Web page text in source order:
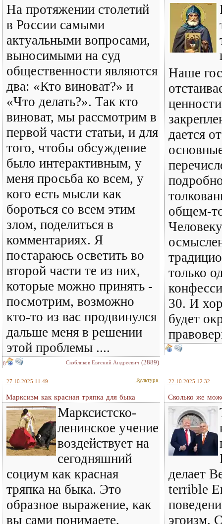
На протяжении столетий
в России самыми
актуальными вопросами,
выносимыми на суд
общественности являются
два: «Кто виноват?» и
«Что делать?». Так кто
виноват, мы рассмотрим в
первой части статьи, и для
того, чтобы обсуждение
было интерактивным, у
меня просьба ко всем, у
кого есть мысли как
бороться со всем этим
злом, поделиться в
комментариях. Я
постараюсь осветить во
второй части те из них,
которые можно принять -
посмотрим, возможно
кто-то из вас продвинулся
дальше меня в решении
этой проблемы ....
8 Скобликов Евгений Андреевич (2889)
Наше
дается
общем-
только
30. И
будет
27.10.2025 11:49 Культура
Марксизм как красная тряпка для быка
Марксистско-
ленинское учение
воздействует на
сегодняшний
социум как красная
тряпка на быка. Это
образное выражение, как
вы сами понимаете,
22.10.2025 12:32
Сколько же
делает
terrible
эгоизм.